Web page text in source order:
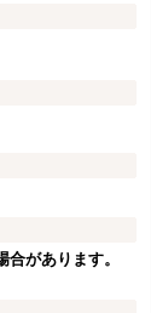
があります。